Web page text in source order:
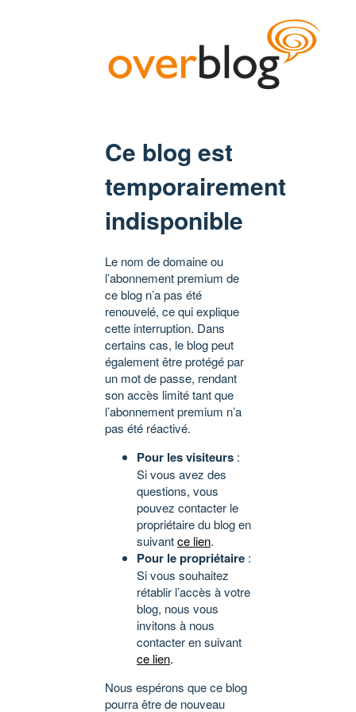
Ce blog est
temporairement
indisponible
Le nom de domaine ou
l’abonnement premium de
ce blog n’a pas été
renouvelé, ce qui explique
cette interruption. Dans
certains cas, le blog peut
également être protégé par
un mot de passe, rendant
son accès limité tant que
l’abonnement premium n’a
pas été réactivé.
Pour les visiteurs :
Si vous avez des
questions, vous
pouvez contacter le
propriétaire du blog en
suivantce lien.
Pour le propriétaire :
Si vous souhaitez
rétablir l’accès à votre
blog, nous vous
invitons à nous
contacter en suivant
ce lien.
Nous espérons que ce blog
pourra être de nouveau